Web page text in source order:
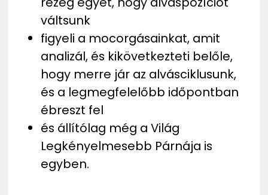
váltsunk
figyeli a mocorgásainkat, amit
analizál, és kikövetkezteti belőle,
hogy merre jár az alvásciklusunk,
és a legmegfelelőbb időpontban
ébreszt fel
és állítólag még a Világ
Legkényelmesebb Párnája is
egyben.